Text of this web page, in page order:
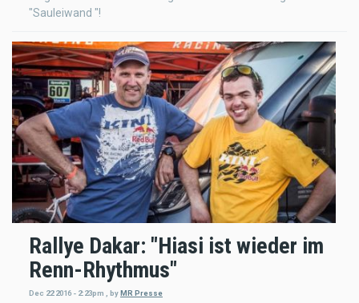
"Sauleiwand "!
Rallye Dakar: "Hiasi ist wieder im
Renn-Rhythmus"
Dec 22 2016 - 2:23pm byMR Presse